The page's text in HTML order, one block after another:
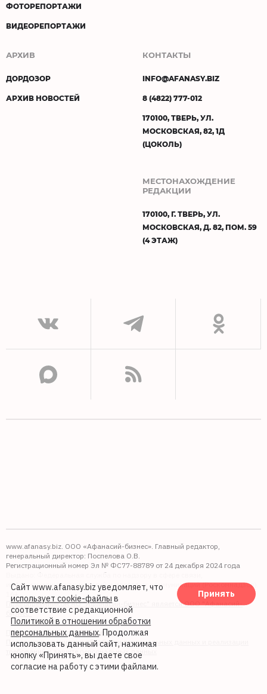
ФОТОРЕПОРТАЖИ
ВИДЕОРЕПОРТАЖИ
АРХИВ
ДОРДОЗОР
АРХИВ НОВОСТЕЙ
КОНТАКТЫ
INFO@AFANASY.BIZ
8 (4822) 777-012
170100, ТВЕРЬ, УЛ.
МОСКОВСКАЯ, 82, 1Д
(ЦОКОЛЬ)
МЕСТОНАХОЖДЕНИЕ
РЕДАКЦИИ
170100, Г. ТВЕРЬ, УЛ.
МОСКОВСКАЯ, Д. 82, ПОМ. 59
(4 ЭТАЖ)
www.afanasy.biz. ООО «Афанасий-бизнес». Главный редактор,
генеральный директор: Поспелова О.В.
Регистрационный номер Эл № ФС77-88789 от 24 декабря 2024 года
Выдано: Федеральная служба по надзору в сфере связи,
информационных технологий и массовых коммуникаций (Роскомнадзор).
Правопреемником АО "Афанасий-бизнес" является ООО "Афанасий-
бизнес"
Политика обработки файлов cookie
Политика в отношении обработки персональных данных и реализации
требований к защите персональных данных
Сайт www.afanasy.biz уведомляет, что
использует cookie-файлы в
соответствие с редакционной
Политикой в отношении обработки
персональных данных. Продолжая
использовать данный сайт, нажимая
кнопку «Принять», вы даете свое
согласие на работу с этими файлами.
Принять